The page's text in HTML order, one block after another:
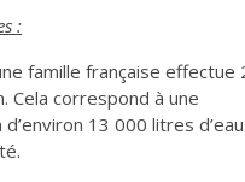
:
famille française effectue
Cela correspond à une
13 000 litres